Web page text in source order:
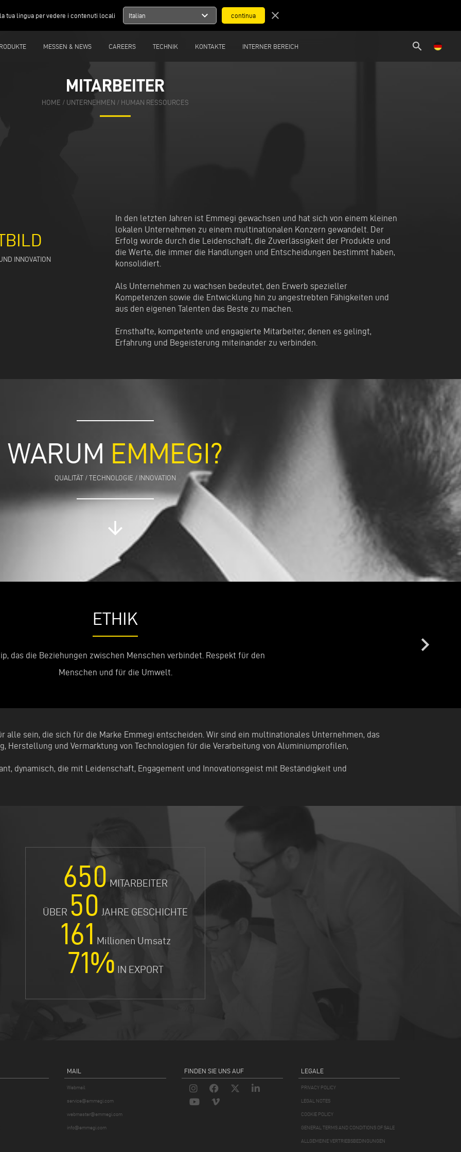
tua lingua per vedere i contenuti locali Italian expand_more close
MESSEN & NEWS CAREERS TECHNIK KONTAKTE INTERNER BEREICH search
MITARBEITER
HOME / UNTERNEHMEN / HUMAN RESSOURCES
INNOVATION
In den letzten Jahren ist Emmegi gewachsen und hat sich von einem kleinen
lokalen Unternehmen zu einem multinationalen Konzern gewandelt. Der
Erfolg wurde durch die Leidenschaft, die Zuverlässigkeit der Produkte und
die Werte, die immer die Handlungen und Entscheidungen bestimmt haben,
konsolidiert.
Als Unternehmen zu wachsen bedeutet, den Erwerb spezieller
Kompetenzen sowie die Entwicklung hin zu angestrebten Fähigkeiten und
aus den eigenen Talenten das Beste zu machen.
Ernsthafte, kompetente und engagierte Mitarbeiter, denen es gelingt,
Erfahrung und Begeisterung miteinander zu verbinden.
WARUM EMMEGI?
QUALITÄT / TECHNOLOGIE / INNOVATION
arrow_downward
ETHIK
das die Beziehungen zwischen Menschen verbindet. Respekt für den
Menschen und für die Umwelt.
keyboard_arrow_right
alle sein, die sich für die Marke Emmegi entscheiden. Wir sind ein multinationales Unternehmen, das
Herstellung und Vermarktung von Technologien für die Verarbeitung von Aluminiumprofilen,
dynamisch, die mit Leidenschaft, Engagement und Innovationsgeist mit Beständigkeit und
650 MITARBEITER
ÜBER 50 JAHRE GESCHICHTE
165 Millionen Umsatz
81% IN EXPORT
MAIL
Webmail
service@emmegi.com
webmaster@emmegi.com
info@emmegi.com
FINDEN SIE UNS AUF LEGALE
PRIVACY POLICY
LEGAL NOTES
COOKIE POLICY
GENERAL TERMS AND CONDITIONS OF SALE
ALLGEMEINE VERTRIEBSBEDINGUNGEN